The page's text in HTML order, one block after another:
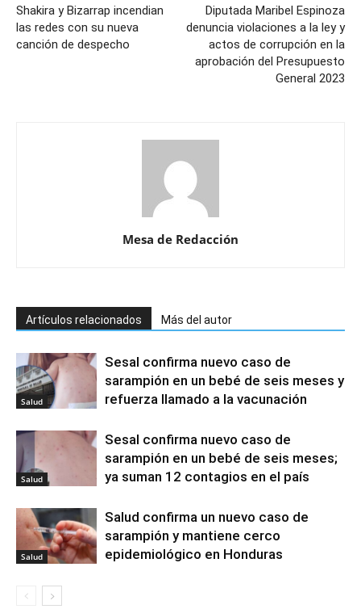
Shakira y Bizarrap incendian
las redes con su nueva
canción de despecho
Diputada Maribel Espinoza
denuncia violaciones a la ley y
actos de corrupción en la
aprobación del Presupuesto
General 2023
Mesa de Redacción
Artículos relacionados Más del autor
Salud
Sesal confirma nuevo caso de
sarampión en un bebé de seis meses y
refuerza llamado a la vacunación
Salud
Sesal confirma nuevo caso de
sarampión en un bebé de seis meses;
ya suman 12 contagios en el país
Salud
Salud confirma un nuevo caso de
sarampión y mantiene cerco
epidemiológico en Honduras